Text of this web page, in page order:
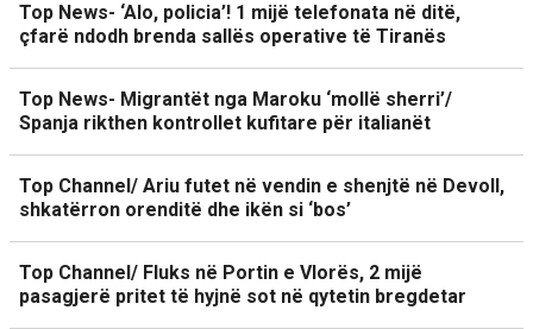
Top News- ‘Alo, policia’! 1 mijë telefonata në ditë,
çfarë ndodh brenda sallës operative të Tiranës
Top News- Migrantët nga Maroku ‘mollë sherri’/
Spanja rikthen kontrollet kufitare për italianët
Top Channel/ Ariu futet në vendin e shenjtë në Devoll,
shkatërron orenditë dhe ikën si ‘bos’
Top Channel/ Fluks në Portin e Vlorës, 2 mijë
pasagjerë pritet të hyjnë sot në qytetin bregdetar